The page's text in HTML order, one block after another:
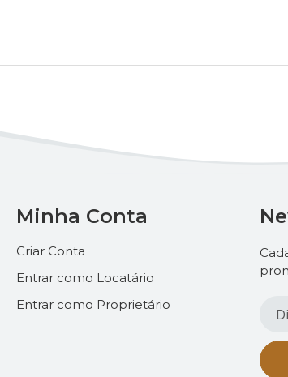
Minha Conta
Criar Conta
Entrar como Locatário
Entrar como Proprietário